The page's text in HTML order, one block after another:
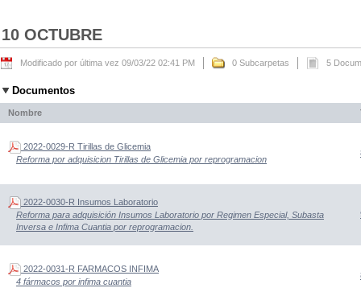
10 OCTUBRE
Modificado por última vez 09/03/22 02:41 PM 0 Subcarpetas 5
Documentos
Nombre
2022-0029-R Tirillas de Glicemia
Reforma por adquisicion Tirillas de Glicemia por reprogramacion
2022-0030-R Insumos Laboratorio
Reforma para adquisición Insumos Laboratorio por Regimen Especial, Subasta
Inversa e Infima Cuantia por reprogramacion.
2022-0031-R FARMACOS INFIMA
4 fármacos por infima cuantia